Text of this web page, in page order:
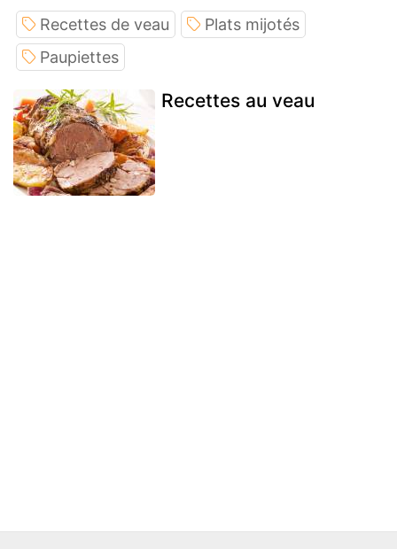
Recettes de veau
Plats mijotés
Paupiettes
Recettes au veau